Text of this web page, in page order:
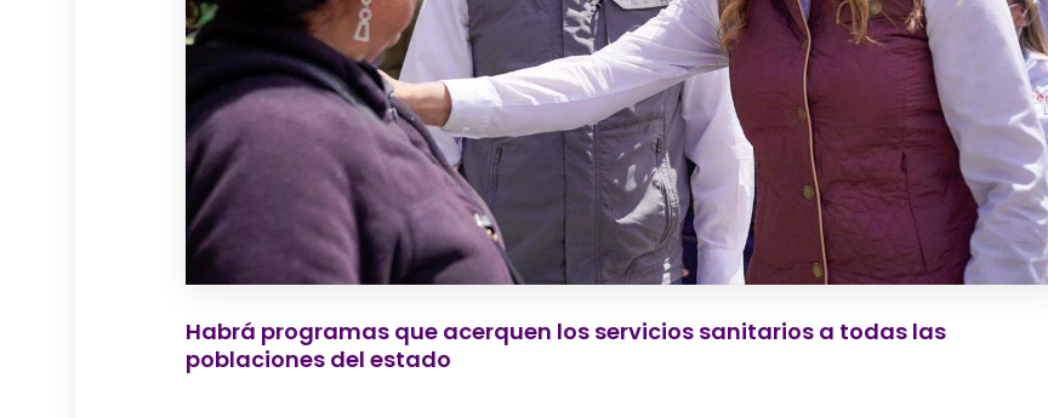
Habrá programas que acerquen los servicios sanitarios a todas las
poblaciones del estado